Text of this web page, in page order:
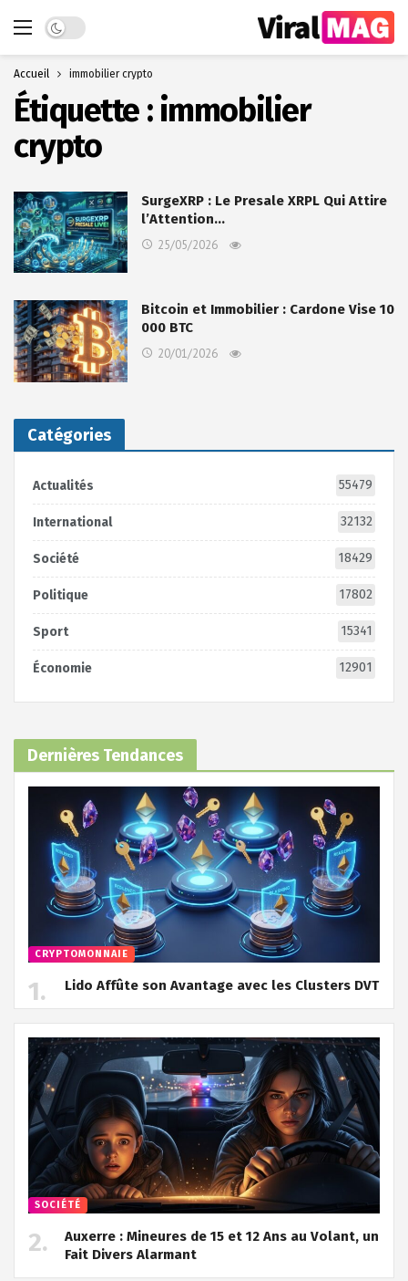
Dark mode
Accueil immobilier crypto
Étiquette : immobilier
crypto
SurgeXRP : Le Presale XRPL Qui Attire
l’Attention…
25/05/2026
Bitcoin et Immobilier : Cardone Vise 10
000 BTC
20/01/2026
Catégories
Actualités 55479
International 32132
Société 18429
Politique 17802
Sport 15341
Économie 12901
Dernières Tendances
CRYPTOMONNAIE
Lido Affûte son Avantage avec les Clusters DVT
SOCIÉTÉ
Auxerre : Mineures de 15 et 12 Ans au Volant, un
Fait Divers Alarmant